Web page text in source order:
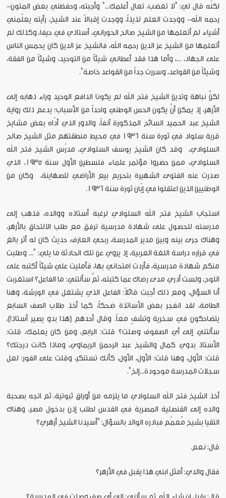
لكنّه قال لي: "لا تغضب، تعال أعلمك..." وأجبته، وحفظني بعض المتون-
رحمه الله- ووجدت العلم لذيذاً، ووجدت إقبالاً عند الشيخ، رأيته يعلّمني
أشياء لم أتعلمها من الشيخ صالح الحوراني، أستاذي في حيفا، وكذلك لم
أتعلمها من الشيخ عز الدين رحمه الله، فالشيخ عز الدين كان يحمس الناس
على الجهاد، ...، وأما هذا فقد أعطاني شيئاً من التوحيد، وشيئاً من الفقة،
وشيئاً من القواعد، وسررت جداً من القواعد خاصة".
لكنَّ نباهة وتدين الشيخ فتح الله لم يكونا الدافع الوحيد وراء ذهابه إلى
الأزهر، إذ يمكن أنَّ يكون الحس الوطني واحداً من الأسباب؛ يدعم ذلك رواية
الشيخ عبد الحميد السائح المذكورة آنفاً، والدور الذي أدّاه بعض مشايخ
قرية سلواد في ثورة سنة 1936 في محيط منطقتهم مثل الشيخ صالح
السلوادي، وقد كان الشيخ يوسف السلوادي، مدرّس الشيخ فتح الله
السلوادي، ممن حضروا مؤتمر علماء فلسطين الأول سنة 1935، الذي
صدرت عنه الفتوى الشهيرة بتحريم بيع الأراضي للصهاينة، وكان من
الوطنيين الذين اعتقلوا في إبّان ثورة سنة 1936.
استجاب الشيخ فتح الله السلوادي لرغبة أستاذه ووالده، فذهب إلى
مدرسته للحصول على شهادة مدرسية ترفق مع طلب الالتحاق بالأزهر،
وهناك جرى بينه وبين مدير المدرسة، ربحي العارف، حديث كان له أثر بالغ
في قراره دراسة اللغة العربية، إذ يروي عن تلك الحادثة ما يلي: "... وطلبت
منكم شهادة مدرسية، فأردت امتحاني بها، فأمليت علي شيئاً أكتبه على
اللوح، ولست أدري مدى رضاك عما كتبته، ثمَّ سألتني: ما الفاعل؟ استغربت
أنا السؤال، ومع ذلك أجبت قائلاً: الفاعل الذي يشتغل في الورشة، وهنا
الطامة، لقد انفجر بعض الأساتذة ضحكاً، كما أخذ طلاب الصف السابع
يتضاحكون في سخرية وتشفٍ معاً. وقال أحدهم (هذا بدو يصير أستاذ!)،
سألتني إلى أي الصفوف وصلت؟ قلت: الرابع، ومن كان يعلمك، قلت:
الأستاذ بدوي كمال والشيخ عبد الرحمن الريماوي، وماذا كانت درجتك؟
قلت: الأول، وهنا قلت: الأول، الأول، كأنك تستنكر، وقلت على الفور: لعل
سجلات المدرسة موجودة...إلخ".
أخذ الشيخ فتح الله السلوادي ما يلزمه من أوراق ثبوتية، ثم اتجه بصحبة
والده إلى القنصلية المصرية في القدس لطلب إذن بدخول مصر، وهناك
التقيا بشيخ مُعمّم فبادره الوالد بالسؤال: "أسيدنا الشيخ أزهري؟
قال: نعم.
فقال والدي: أمثل ابني هذا يقبل في الأزهر؟